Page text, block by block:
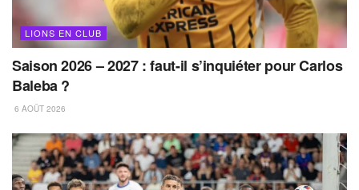
LIONS EN CLUB
Saison 2026 – 2027 : faut-il s’inquiéter pour Carlos
Baleba ?
6 AOÛT 2026